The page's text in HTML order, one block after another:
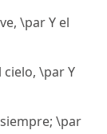
\par Y el
\par Y
\par